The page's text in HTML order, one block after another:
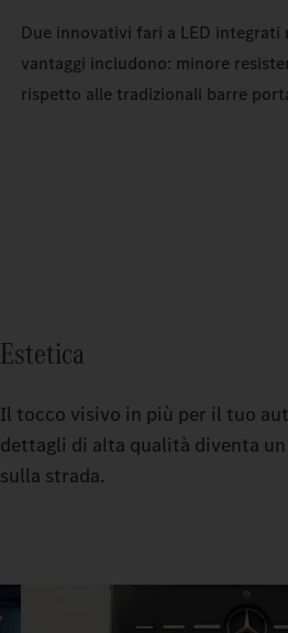
Due innovativi fari a LED
vantaggi includono: minore
rispetto alle tradizionali barre
Estetica
Il tocco visivo in più per il tuo
dettagli di alta qualità diventa
sulla strada.